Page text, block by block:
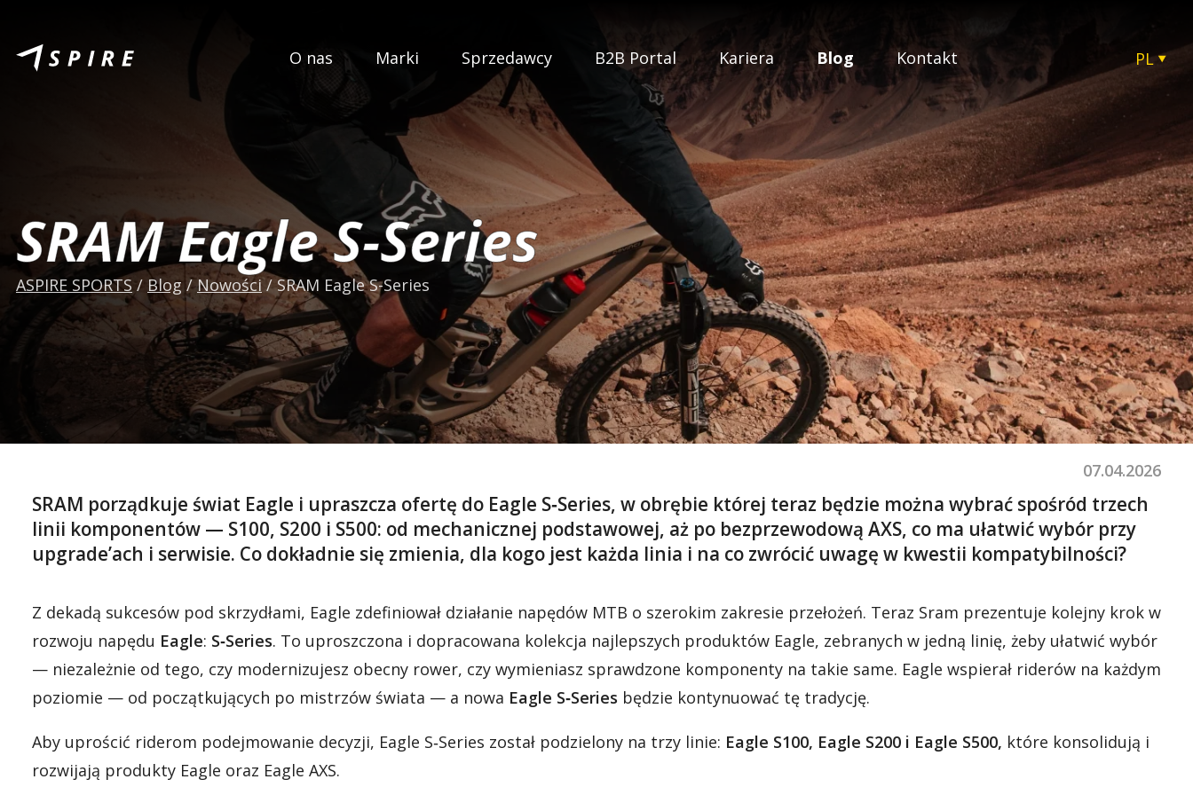
O nas Marki Sprzedawcy B2B Portal Kariera Blog Kontakt
PL
CZ
HU
SRAM Eagle S-Series
ASPIRE SPORTS / Blog / Nowości / SRAM Eagle S-Series
07.04.2026
SRAM porządkuje świat Eagle i upraszcza ofertę do Eagle S‑Series, w obrębie której teraz będzie można wybrać spośród trzech
linii komponentów — S100, S200 i S500: od mechanicznej podstawowej, aż po bezprzewodową AXS, co ma ułatwić wybór przy
upgrade’ach i serwisie. Co dokładnie się zmienia, dla kogo jest każda linia i na co zwrócić uwagę w kwestii kompatybilności?
Z dekadą sukcesów pod skrzydłami, Eagle zdefiniował działanie napędów MTB o szerokim zakresie przełożeń. Teraz Sram prezentuje kolejny krok w
rozwoju napędu Eagle: S‑Series. To uproszczona i dopracowana kolekcja najlepszych produktów Eagle, zebranych w jedną linię, żeby ułatwić wybór
— niezależnie od tego, czy modernizujesz obecny rower, czy wymieniasz sprawdzone komponenty na takie same. Eagle wspierał riderów na każdym
poziomie — od początkujących po mistrzów świata — a nowa Eagle S‑Series będzie kontynuować tę tradycję.
Aby uprościć riderom podejmowanie decyzji, Eagle S‑Series został podzielony na trzy linie: Eagle S100, Eagle S200 i Eagle S500, które konsolidują i
rozwijają produkty Eagle oraz Eagle AXS.